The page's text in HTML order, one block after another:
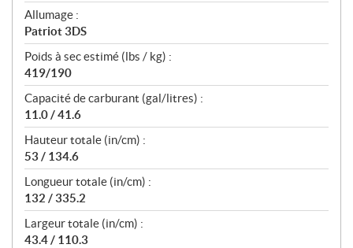
Allumage :
Patriot 3DS
Poids à sec estimé (lbs / kg) :
419/190
Capacité de carburant (gal/litres) :
11.0 / 41.6
Hauteur totale (in/cm) :
53 / 134.6
Longueur totale (in/cm) :
132 / 335.2
Largeur totale (in/cm) :
43.4 / 110.3